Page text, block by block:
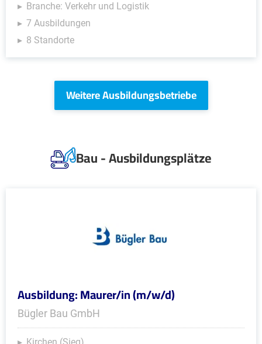
Branche: Verkehr und Logistik
7 Ausbildungen
8 Standorte
Weitere Ausbildungsbetriebe
Bau - Ausbildungsplätze
Ausbildung: Maurer/in (m/w/d)
Bügler Bau GmbH